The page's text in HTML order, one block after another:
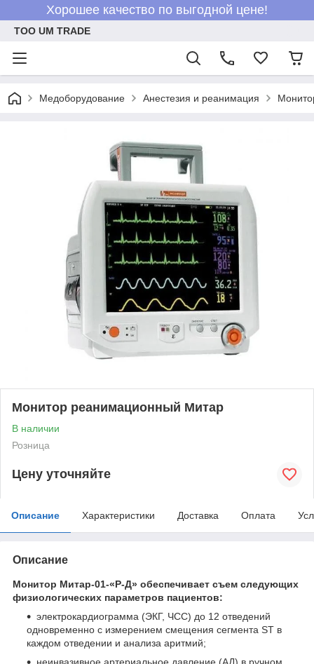
Хорошее качество по выгодной цене!
ТОО UM TRADE
Медоборудование Анестезия и реанимация
Монитор реанимационный Митар
В наличии
Розница
Цену уточняйте
Описание Характеристики Доставка Оплата
Описание
Монитор Митар-01-«Р-Д» обеспечивает съем следующих
физиологических параметров пациентов:
электрокардиограмма (ЭКГ, ЧСС) до 12 отведений
одновременно с измерением смещения сегмента ST в
каждом отведении и анализа аритмий;
неинвазивное артериальное давление (АД) в ручном,